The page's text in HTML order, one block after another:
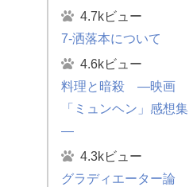
4.7kビュー
7-洒落本について
4.6kビュー
料理と暗殺 ―映画
「ミュンヘン」感想集
―
4.3kビュー
グラディエーター論